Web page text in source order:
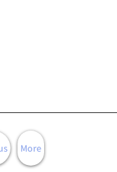
More